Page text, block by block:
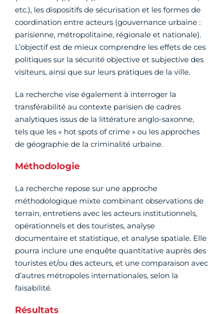
etc.), les dispositifs de sécurisation et les formes de
coordination entre acteurs (gouvernance urbaine :
parisienne, métropolitaine, régionale et nationale).
L’objectif est de mieux comprendre les effets de ces
politiques sur la sécurité objective et subjective des
visiteurs, ainsi que sur leurs pratiques de la ville.
La recherche vise également à interroger la
transférabilité au contexte parisien de cadres
analytiques issus de la littérature anglo-saxonne,
tels que les « hot spots of crime » ou les approches
de géographie de la criminalité urbaine.
Méthodologie
La recherche repose sur une approche
méthodologique mixte combinant observations de
terrain, entretiens avec les acteurs institutionnels,
opérationnels et des touristes, analyse
documentaire et statistique, et analyse spatiale. Elle
pourra inclure une enquête quantitative auprès des
touristes et/ou des acteurs, et une comparaison avec
d’autres métropoles internationales, selon la
faisabilité.
Résultats